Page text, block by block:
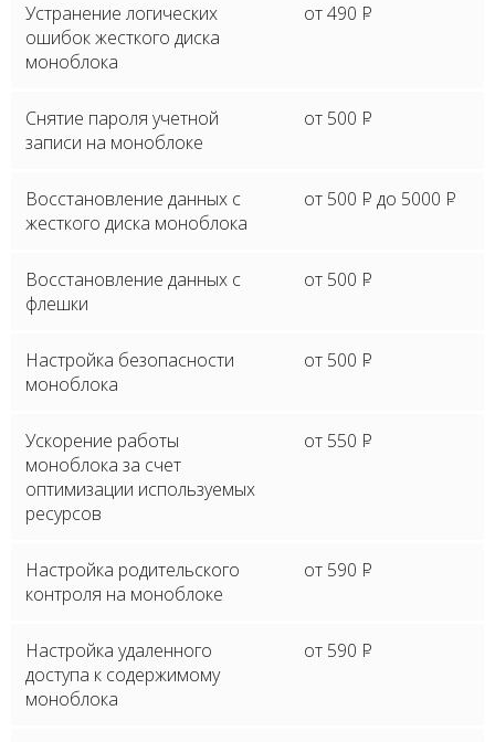
Устранение логических
ошибок жесткого диска
моноблока
от 490 P
Снятие пароля учетной
записи на моноблоке
от 500 P
Восстановление данных с
жесткого диска моноблока
от 500 P до 5000 P
Восстановление данных с
флешки
от 500 P
Настройка безопасности
моноблока
от 500 P
Ускорение работы
моноблока за счет
оптимизации используемых
ресурсов
от 550 P
Настройка родительского
контроля на моноблоке
от 590 P
Настройка удаленного
доступа к содержимому
моноблока
от 590 P